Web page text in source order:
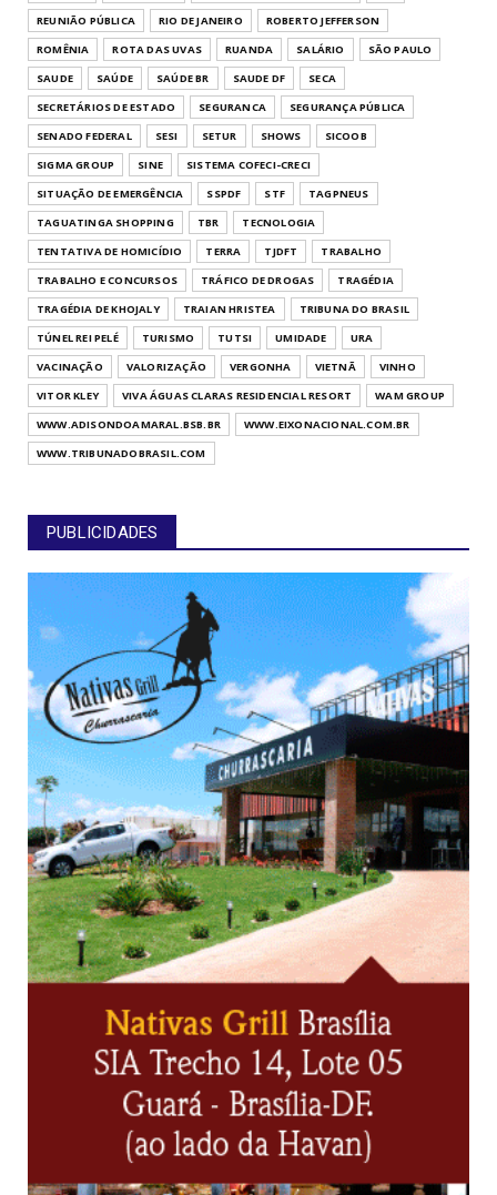
REUNIÃO PÚBLICA
RIO DE JANEIRO
ROBERTO JEFFERSON
ROMÊNIA
ROTA DAS UVAS RUANDA SALÁRIO
SÃO PAULO
SAUDE
SAÚDE SAÚDE BR SAUDE DF
SECA
SECRETÁRIOS DE ESTADO
SEGURANCA
SEGURANÇA PÚBLICA
SENADO FEDERAL
SESI SETUR SHOWS
SICOOB
SIGMA GROUP
SINE
SISTEMA COFECI-CRECI
SITUAÇÃO DE EMERGÊNCIA
SSPDF STF
TAGPNEUS
TAGUATINGA SHOPPING
TBR
TECNOLOGIA
TENTATIVA DE HOMICÍDIO
TERRA TJDFT
TRABALHO
TRABALHO E CONCURSOS
TRÁFICO DE DROGAS
TRAGÉDIA
TRAGÉDIA DE KHOJALY
TRAIAN HRISTEA
TRIBUNA DO BRASIL
TÚNEL REI PELÉ
TURISMO TUTSI UMIDADE
URA
VACINAÇÃO
VALORIZAÇÃO VERGONHA VIETNÃ
VINHO
VITOR KLEY
VIVA ÁGUAS CLARAS RESIDENCIAL RESORT
WAM GROUP
WWW.ADISONDOAMARAL.BSB.BR
WWW.EIXONACIONAL.COM.BR
WWW.TRIBUNADOBRASIL.COM
PUBLICIDADES